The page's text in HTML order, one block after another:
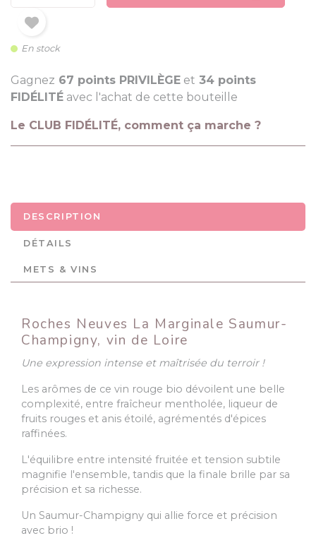
En stock
Gagnez 67 points PRIVILÈGE et 34 points
FIDÉLITÉ avec l'achat de cette bouteille
Le CLUB FIDÉLITÉ, comment ça marche ?
DESCRIPTION
DÉTAILS
METS & VINS
Roches Neuves La Marginale Saumur-
Champigny, vin de Loire
Une expression intense et maîtrisée du terroir !
Les arômes de ce vin rouge bio dévoilent une belle
complexité, entre fraîcheur mentholée, liqueur de
fruits rouges et anis étoilé, agrémentés d'épices
raffinées.
L'équilibre entre intensité fruitée et tension subtile
magnifie l'ensemble, tandis que la finale brille par sa
précision et sa richesse.
Un Saumur-Champigny qui allie force et précision
avec brio !